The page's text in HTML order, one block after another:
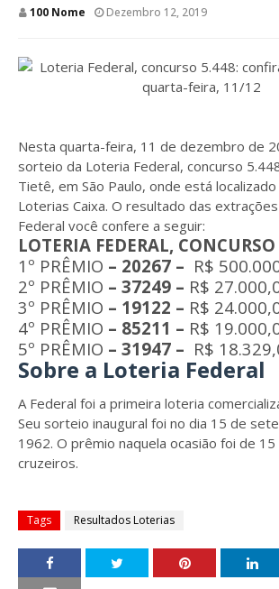
100 Nome Dezembro 12, 2019
Nesta quarta-feira, 11 de dezembro de
sorteio da Loteria Federal, concurso
Tietê, em São Paulo, onde está
Loterias Caixa. O resultado das
Federal você confere a seguir:
LOTERIA FEDERAL,
1º PRÊMIO – 20267 – R$
2º PRÊMIO – 37249 – R$
3º PRÊMIO – 19122 – R$
4º PRÊMIO – 85211 – R$
5º PRÊMIO – 31947 – R$
Sobre a Loteria Federal
A Federal foi a primeira loteria
Seu sorteio inaugural foi no dia 15 de
1962. O prêmio naquela ocasião foi de
cruzeiros.
Tags Resultados Loterias